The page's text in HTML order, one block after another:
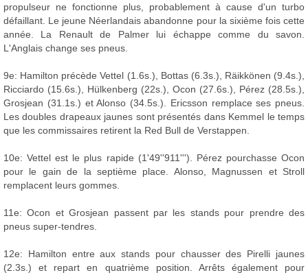
propulseur ne fonctionne plus, probablement à cause d'un turbo
défaillant. Le jeune Néerlandais abandonne pour la sixième fois cette
année. La Renault de Palmer lui échappe comme du savon.
L'Anglais change ses pneus.
9e: Hamilton précède Vettel (1.6s.), Bottas (6.3s.), Räikkönen (9.4s.),
Ricciardo (15.6s.), Hülkenberg (22s.), Ocon (27.6s.), Pérez (28.5s.),
Grosjean (31.1s.) et Alonso (34.5s.). Ericsson remplace ses pneus.
Les doubles drapeaux jaunes sont présentés dans Kemmel le temps
que les commissaires retirent la Red Bull de Verstappen.
10e: Vettel est le plus rapide (1'49''911'''). Pérez pourchasse Ocon
pour le gain de la septième place. Alonso, Magnussen et Stroll
remplacent leurs gommes.
11e: Ocon et Grosjean passent par les stands pour prendre des
pneus super-tendres.
12e: Hamilton entre aux stands pour chausser des Pirelli jaunes
(2.3s.) et repart en quatrième position. Arrêts également pour